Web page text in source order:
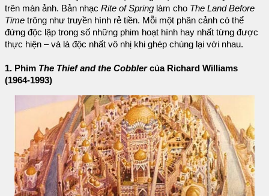
trên màn ảnh. Bản nhạc Rite of Spring làm cho The Land Before
Time trông như truyền hình rẻ tiền. Mỗi một phân cảnh có thể
đứng độc lập trong số những phim hoạt hình hay nhất từng được
thực hiện – và là độc nhất vô nhị khi ghép chúng lại với nhau.
1. Phim The Thief and the Cobblercủa Richard Williams
(1964-1993)